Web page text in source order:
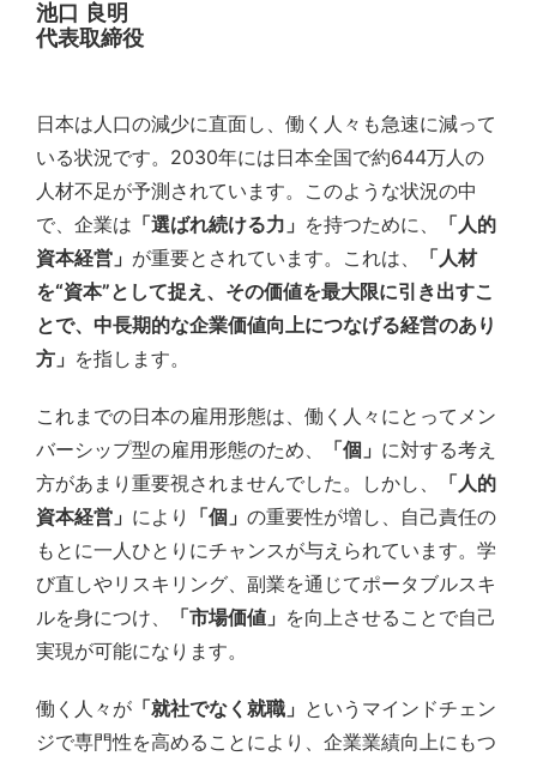
池口 良明
代表取締役
日本は人口の減少に直面し、働く人々も急速に減って
いる状況です。2030年には日本全国で約644万人の
人材不足が予測されています。このような状況の中
で、企業は 「選ばれ続ける力」 を持つために、
「人的
資本経営」 が重要とされています。これは、
「人材
を“資本”として捉え、その価値を最大限に引き出すこ
とで、中長期的な企業価値向上につなげる経営のあり
方」 を指します。
これまでの日本の雇用形態は、働く人々にとってメン
バーシップ型の雇用形態のため、
「個」 に対する考え
方があまり重要視されませんでした。しかし、
「人的
資本経営」 により 「個」 の重要性が増し、自己責任の
もとに一人ひとりにチャンスが与えられています。学
び直しやリスキリング、副業を通じてポータブルスキ
ルを身につけ、
「市場価値」 を向上させることで自己
実現が可能になります。
働く人々が「就社でなく就職」 というマインドチェン
ジで専門性を高めることにより、企業業績向上にもつ